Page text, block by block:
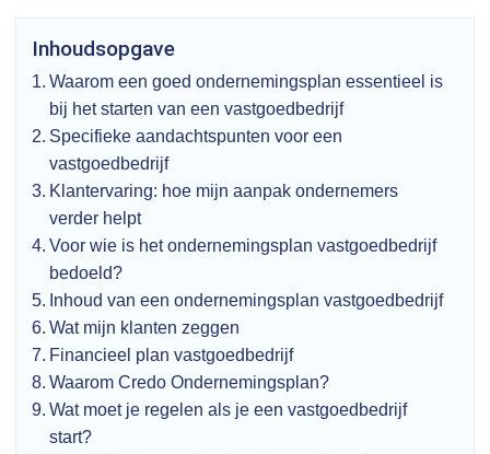
Inhoudsopgave
Waarom een goed ondernemingsplan essentieel is
bij het starten van een vastgoedbedrijf
Specifieke aandachtspunten voor een
vastgoedbedrijf
Klantervaring: hoe mijn aanpak ondernemers
verder helpt
Voor wie is het ondernemingsplan vastgoedbedrijf
bedoeld?
Inhoud van een ondernemingsplan vastgoedbedrijf
Wat mijn klanten zeggen
Financieel plan vastgoedbedrijf
Waarom Credo Ondernemingsplan?
Wat moet je regelen als je een vastgoedbedrijf
start?